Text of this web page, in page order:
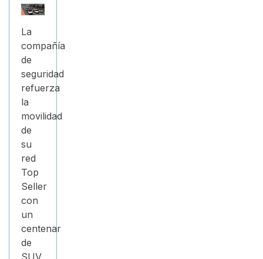
La
compañía
de
seguridad
refuerza
la
movilidad
de
su
red
Top
Seller
con
un
centenar
de